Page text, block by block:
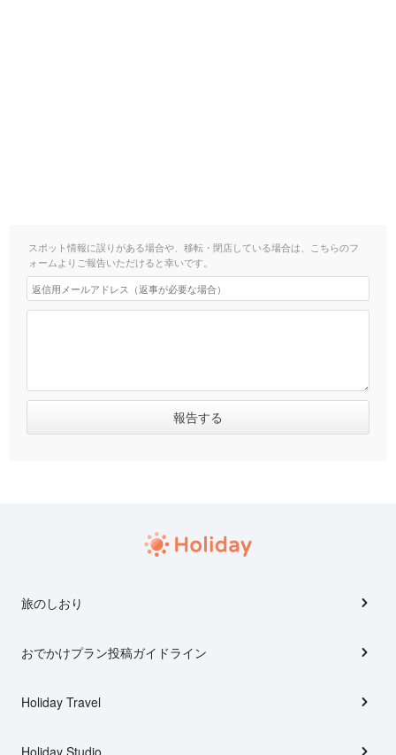
スポット情報に誤りがある場合や、移転・閉店している場合は、こちらのフ
ォームよりご報告いただけると幸いです。
旅のしおり
おでかけプラン投稿ガイドライン
Holiday Travel